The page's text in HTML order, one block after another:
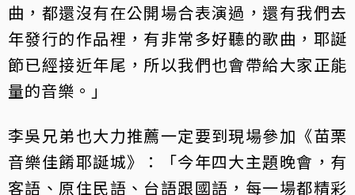
曲，都還沒有在公開場合表演過，還有我們去
年發行的作品裡，有非常多好聽的歌曲，耶誕
節已經接近年尾，所以我們也會帶給大家正能
量的音樂。」
李吳兄弟也大力推薦一定要到現場參加《苗栗
音樂佳餚耶誕城》：「今年四大主題晚會，有
客語、原住民語、台語跟國語，每一場都精彩